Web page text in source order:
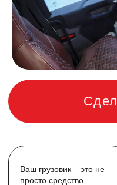
Ваш грузовик – это не
просто средство
передвижения, это ваш
второй дом. Мы знаем,
как важно сделать его
комфортным, стильным
На
как
Ковры и
SCANIA 6